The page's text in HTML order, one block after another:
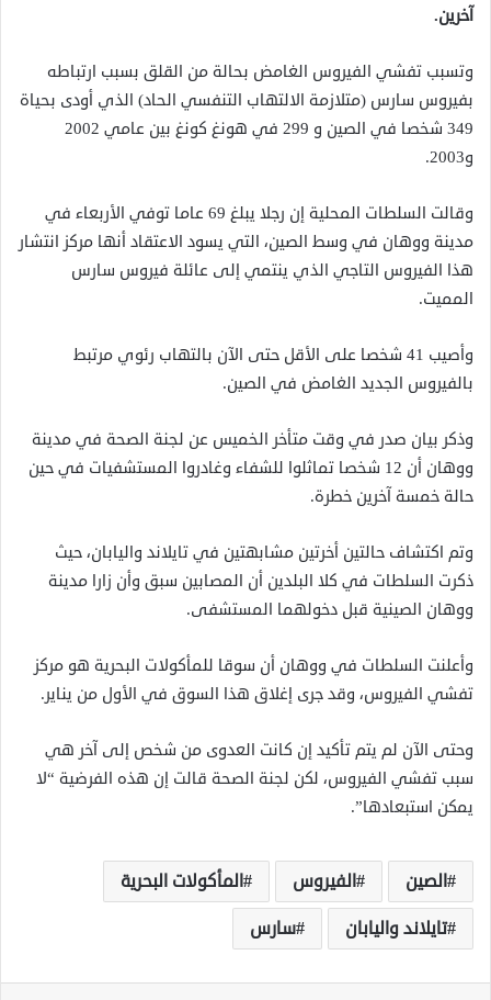
آخرين.
وتسبب تفشي الفيروس الغامض بحالة من القلق بسبب ارتباطه
بفيروس سارس (متلازمة الالتهاب التنفسي الحاد) الذي أودى بحياة
349 شخصا في الصين و 299 في هونغ كونغ بين عامي 2002
و2003.
وقالت السلطات المحلية إن رجلا يبلغ 69 عاما توفي الأربعاء في
مدينة ووهان في وسط الصين، التي يسود الاعتقاد أنها مركز انتشار
هذا الفيروس التاجي الذي ينتمي إلى عائلة فيروس سارس
المميت.
وأصيب 41 شخصا على الأقل حتى الآن بالتهاب رئوي مرتبط
بالفيروس الجديد الغامض في الصين.
وذكر بيان صدر في وقت متأخر الخميس عن لجنة الصحة في مدينة
ووهان أن 12 شخصا تماثلوا للشفاء وغادروا المستشفيات في حين
حالة خمسة آخرين خطرة.
وتم اكتشاف حالتين أخرتين مشابهتين في تايلاند واليابان، حيث
ذكرت السلطات في كلا البلدين أن المصابين سبق وأن زارا مدينة
ووهان الصينية قبل دخولهما المستشفى.
وأعلنت السلطات في ووهان أن سوقا للمأكولات البحرية هو مركز
تفشي الفيروس، وقد جرى إغلاق هذا السوق في الأول من يناير.
وحتى الآن لم يتم تأكيد إن كانت العدوى من شخص إلى آخر هي
سبب تفشي الفيروس، لكن لجنة الصحة قالت إن هذه الفرضية “لا
يمكن استبعادها”.
الصين الفيروس
المأكولات البحرية
تايلاند واليابان
سارس